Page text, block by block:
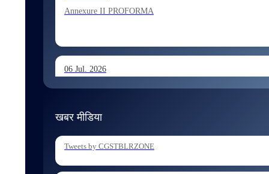
Allocation of Tax Assistant recommended for appointment
Annexure II PROFORMA
06 Jul. 2026
06 Jul. 2026
खबर मीडिया
Tweets by CGSTBLRZONE